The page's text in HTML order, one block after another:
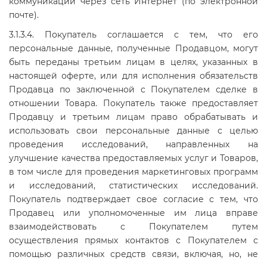
почте).
3.1.3.4. Покупатель соглашается с тем, что его
персональные данные, полученные Продавцом, могут
быть переданы третьим лицам в целях, указанных в
настоящей оферте, или для исполнения обязательств
Продавца по заключенной с Покупателем сделке в
отношении Товара. Покупатель также предоставляет
Продавцу и третьим лицам право обрабатывать и
использовать свои персональные данные с целью
проведения исследований, направленных на
улучшение качества предоставляемых услуг и Товаров,
в том числе для проведения маркетинговых программ
и исследований, статистических исследований.
Покупатель подтверждает свое согласие с тем, что
Продавец или уполномоченные им лица вправе
взаимодействовать с Покупателем путем
осуществления прямых контактов с Покупателем с
помощью различных средств связи, включая, но, не